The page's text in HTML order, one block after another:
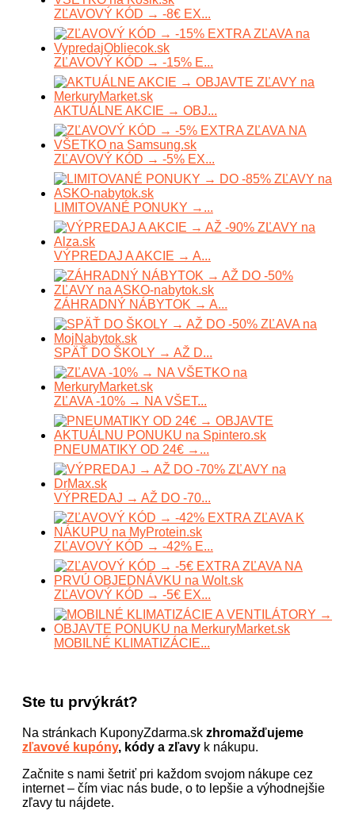
ZĽAVOVÝ KÓD → -8€ EX...
ZĽAVOVÝ KÓD → -15% E...
AKTUÁLNE AKCIE → OBJ...
ZĽAVOVÝ KÓD → -5% EX...
LIMITOVANÉ PONUKY →...
VÝPREDAJ A AKCIE → A...
ZÁHRADNÝ NÁBYTOK → A...
SPÄŤ DO ŠKOLY → AŽ D...
ZĽAVA -10% → NA VŠET...
PNEUMATIKY OD 24€ →...
VÝPREDAJ → AŽ DO -70...
ZĽAVOVÝ KÓD → -42% E...
ZĽAVOVÝ KÓD → -5€ EX...
MOBILNÉ KLIMATIZÁCIE...
Ste tu prvýkrát?
Na stránkach KuponyZdarma.sk zhromažďujeme
zľavové kupóny, kódy a zľavy k nákupu.
Začnite s nami šetriť pri každom svojom nákupe cez
internet – čím viac nás bude, o to lepšie a výhodnejšie
zľavy tu nájdete.